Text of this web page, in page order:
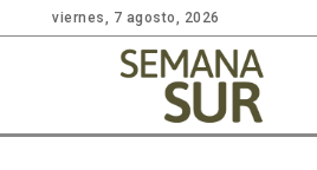
viernes, 7 agosto, 2026